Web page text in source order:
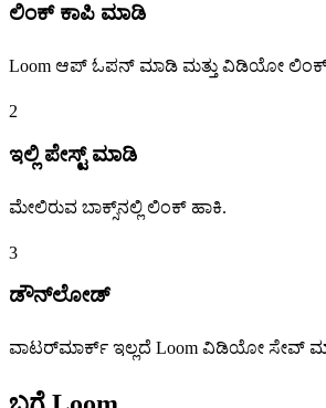
ಲಿಂಕ್ ಕಾಪಿ ಮಾಡಿ
Loom ಆಪ್ ಓಪನ್ ಮಾಡಿ ಮತ್ತು ವಿಡಿಯೋ ಲಿಂಕ್
2
ಇಲ್ಲಿ ಪೇಸ್ಟ್ ಮಾಡಿ
ಮೇಲಿರುವ ಬಾಕ್ಸ್‌ನಲ್ಲಿ ಲಿಂಕ್ ಹಾಕಿ.
3
ಡೌನ್‌ಲೋಡ್
ವಾಟರ್‌ಮಾರ್ಕ್ ಇಲ್ಲದೆ Loom ವಿಡಿಯೋ ಸೇವ್